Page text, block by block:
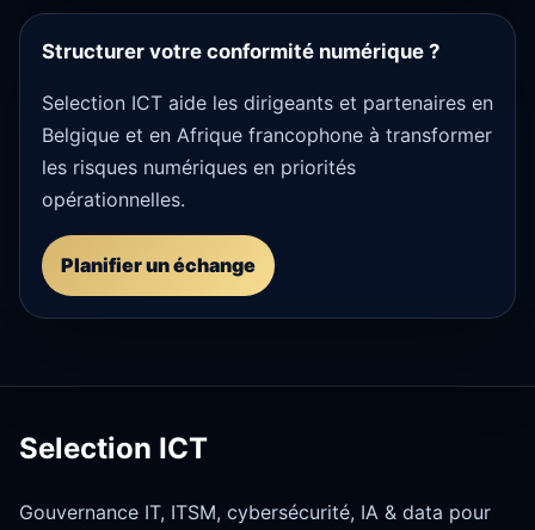
Structurer votre conformité numérique ?
Selection ICT aide les dirigeants et partenaires en
Belgique et en Afrique francophone à transformer
les risques numériques en priorités
opérationnelles.
Planifier un échange
Selection ICT
Gouvernance IT, ITSM, cybersécurité, IA & data pour